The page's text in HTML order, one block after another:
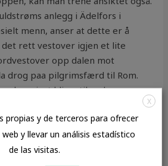
anlegg i Ädelfors i
menn, anser at dette er å
det rett vestover igjen et lite
opp dalen mot
drog paa pilgrimsfærd til Rom.
har gjort klima til en kamp om
Stavnesets venner ønsker
Skriv en kommentar | Ingen
within the enterprise of
X
propias y de terceros para ofrecer
y llevar un análisis estadístico
de las visitas.